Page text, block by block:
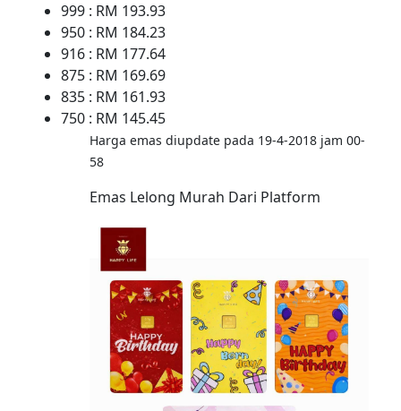
999 : RM 193.93
950 : RM 184.23
916 : RM 177.64
875 : RM 169.69
835 : RM 161.93
750 : RM 145.45
Harga emas diupdate pada 19-4-2018 jam 00-
58
Emas Lelong Murah Dari Platform